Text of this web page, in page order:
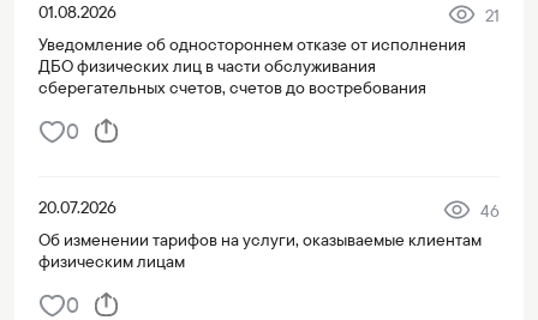
01.08.2026
21
Уведомление об одностороннем отказе от исполнения
ДБО физических лиц в части обслуживания
сберегательных счетов, счетов до востребования
0
20.07.2026
46
Об изменении тарифов на услуги, оказываемые клиентам
физическим лицам
0